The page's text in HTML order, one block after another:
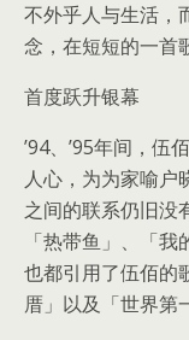
不外乎人与生活，
念，在短短的一首
首度跃升银幕
’94、’95年间，伍
人心，为为家喻户
之间的联系仍旧没
「热带鱼」、「
也都引用了伍佰的
厝」以及「世界第